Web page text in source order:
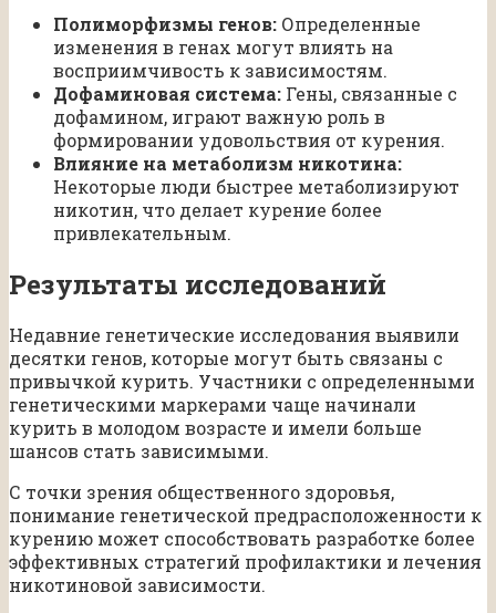
Полиморфизмы генов: Определенные
изменения в генах могут влиять на
восприимчивость к зависимостям.
Дофаминовая система: Гены, связанные с
дофамином, играют важную роль в
формировании удовольствия от курения.
Влияние на метаболизм никотина:
Некоторые люди быстрее метаболизируют
никотин, что делает курение более
привлекательным.
Результаты исследований
Недавние генетические исследования выявили
десятки генов, которые могут быть связаны с
привычкой курить. Участники с определенными
генетическими маркерами чаще начинали
курить в молодом возрасте и имели больше
шансов стать зависимыми.
С точки зрения общественного здоровья,
понимание генетической предрасположенности к
курению может способствовать разработке более
эффективных стратегий профилактики и лечения
никотиновой зависимости.